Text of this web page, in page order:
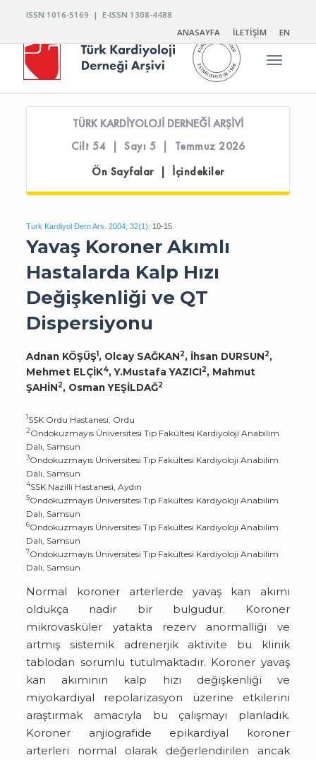
ISSN 1016-5169 | E-ISSN 1308-4488
ANASAYFA
İLETİŞİM EN
Toggle
TÜRK KARDİYOLOJİ DERNEĞİ ARŞİVİ
Cilt 54 | Sayı 5 | Temmuz 2026
Ön Sayfalar | İçindekiler
Turk Kardiyol Dern Ars. 2004; 32(1): 10-15
Yavaş Koroner Akımlı
Hastalarda Kalp Hızı
Değişkenliği ve QT
Dispersiyonu
Adnan KÖŞÜŞ1, Olcay SAĞKAN2, İhsan DURSUN2,
Mehmet ELÇİK4, Y.Mustafa YAZICI2, Mahmut
ŞAHİN2, Osman YEŞİLDAĞ2
1SSK Ordu Hastanesi, Ordu
2Ondokuzmayıs Üniversitesi Tıp Fakültesi Kardiyoloji Anabilim
Dalı, Samsun
3Ondokuzmayıs Üniversitesi Tıp Fakültesi Kardiyoloji Anabilim
Dalı, Samsun
4SSK NazilIi Hastanesi, Aydın
5Ondokuzmayıs Üniversitesi Tıp Fakültesi Kardiyoloji Anabilim
Dalı, Samsun
6Ondokuzmayıs Üniversitesi Tıp Fakültesi Kardiyoloji Anabilim
Dalı, Samsun
7Ondokuzmayıs Üniversitesi Tıp Fakültesi Kardiyoloji Anabilim
Dalı, Samsun
Normal koroner arterlerde yavaş kan akımı
oldukça nadir bir bulgudur. Koroner
mikrovasküler yatakta rezerv anormalliği ve
artmış sistemik adrenerjik aktivite bu klinik
tablodan sorumlu tutulmaktadır. Koroner yavaş
kan akımının kalp hızı değişkenliği ve
miyokardiyal repolarizasyon üzerine etkilerini
araştırmak amacıyla bu çalışmayı planladık.
Koroner anjiografide epikardiyal koroner
arterleri normal olarak değerlendirilen ancak